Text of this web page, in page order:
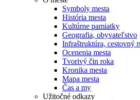
Symboly mesta
História mesta
Kultúrne pamiatky
Geografia, obyvateľstvo
Infraštruktúra, cestovný
Ocenenia mesta
Tvorivý čin roka
Kronika mesta
Mapa mesta
Čas a my
Užitočné odkazy